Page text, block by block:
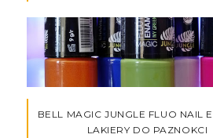
BELL MAGIC JUNGLE FLUO NAIL
LAKIERY DO PAZNOKCI